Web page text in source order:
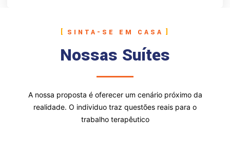
SINTA-SE EM CASA
Nossas Suítes
A nossa proposta é oferecer um cenário próximo da
realidade. O individuo traz questões reais para o
trabalho terapêutico